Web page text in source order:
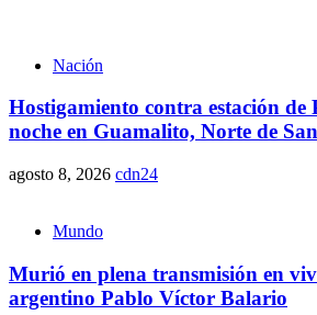
Nación
Hostigamiento contra estación de
noche en Guamalito, Norte de
agosto 8, 2026 cdn24
Mundo
Murió en plena transmisión en
argentino Pablo Víctor Balario